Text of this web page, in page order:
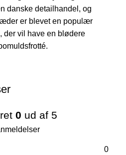
danske detailhandel, og
er blevet en populær
der vil have en blødere
0 ud af 5
0